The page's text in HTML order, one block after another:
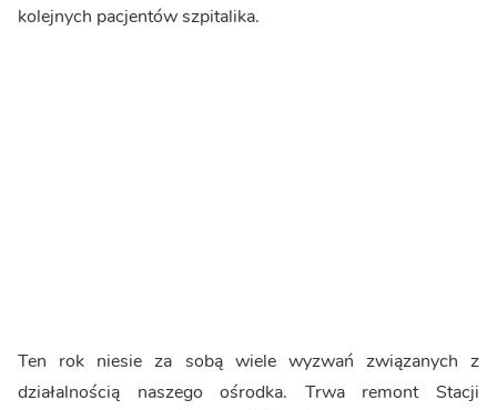
kolejnych pacjentów szpitalika.
Ten rok niesie za sobą wiele wyzwań związanych z
działalnością naszego ośrodka. Trwa remont Stacji